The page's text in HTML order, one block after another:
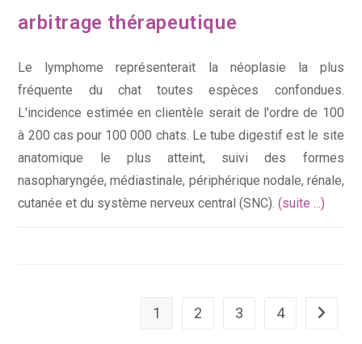
arbitrage thérapeutique
Le lymphome représenterait la néoplasie la plus
fréquente du chat toutes espèces confondues.
L'incidence estimée en clientèle serait de l'ordre de 100
à 200 cas pour 100 000 chats. Le tube digestif est le site
anatomique le plus atteint, suivi des formes
nasopharyngée, médiastinale, périphérique nodale, rénale,
cutanée et du système nerveux central (SNC).(suite ...)
1 2 3 4 Aller à